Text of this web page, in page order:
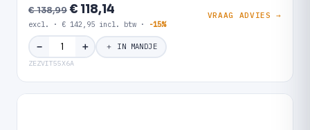
€ 138,99€ 118,14
excl. · € 142,95 incl. btw · -15%
VRAAG ADVIES →
− ＋ ＋ IN MANDJE
ZEZVIT55X6A